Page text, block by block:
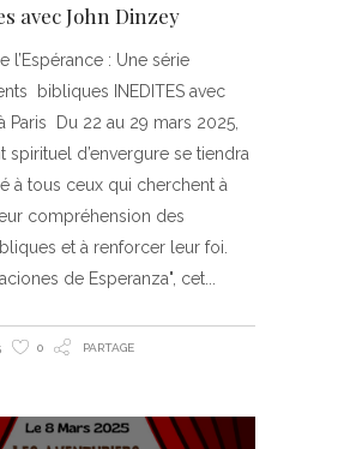
avec John Dinzey
l’Espérance : Une série
bibliques INEDITES avec
Paris Du 22 au 29 mars 2025,
spirituel d’envergure se tiendra
à tous ceux qui cherchent à
compréhension des
et à renforcer leur foi.
de Esperanza", cet
0 PARTAGE